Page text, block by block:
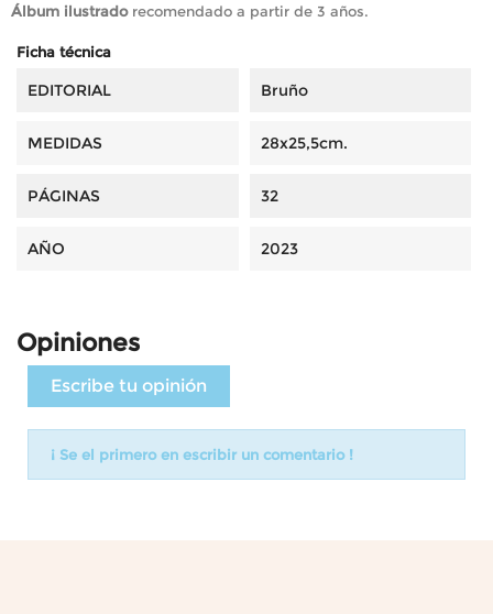
Álbum ilustradorecomendado a partir de 3 años.
Ficha técnica
EDITORIAL Bruño
MEDIDAS 28x25,5cm.
PÁGINAS 32
AÑO 2023
Opiniones
Escribe tu opinión
¡ Se el primero en escribir un comentario !